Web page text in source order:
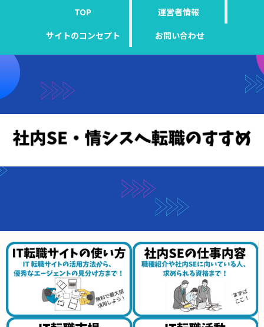
TOP
運営者情報
サイトのコンセプト
お問い合わせ